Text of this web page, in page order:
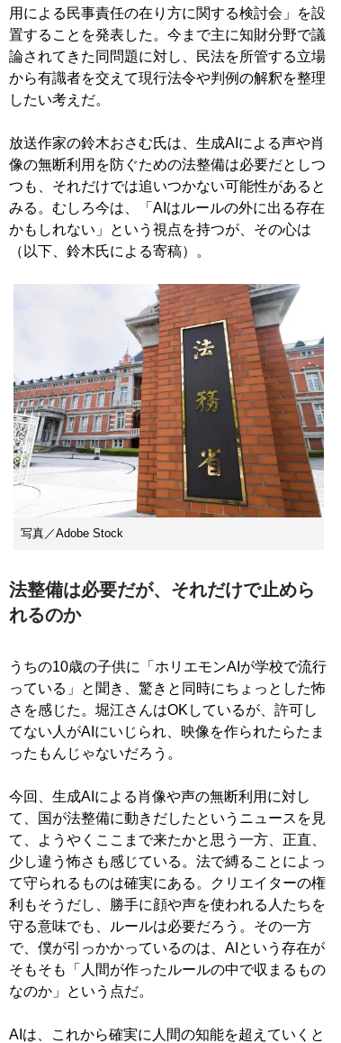
用による民事責任の在り方に関する検討会」を設
置することを発表した。今まで主に知財分野で議
論されてきた同問題に対し、民法を所管する立場
から有識者を交えて現行法令や判例の解釈を整理
したい考えだ。
放送作家の鈴木おさむ氏は、生成AIによる声や肖
像の無断利用を防ぐための法整備は必要だとしつ
つも、それだけでは追いつかない可能性があると
みる。むしろ今は、「AIはルールの外に出る存在
かもしれない」という視点を持つが、その心は
（以下、鈴木氏による寄稿）。
写真／Adobe Stock
法整備は必要だが、それだけで止めら
れるのか
うちの10歳の子供に「ホリエモンAIが学校で流行
っている」と聞き、驚きと同時にちょっとした怖
さを感じた。堀江さんはOKしているが、許可し
てない人がAIにいじられ、映像を作られたらたま
ったもんじゃないだろう。
今回、生成AIによる肖像や声の無断利用に対し
て、国が法整備に動きだしたというニュースを見
て、ようやくここまで来たかと思う一方、正直、
少し違う怖さも感じている。法で縛ることによっ
て守られるものは確実にある。クリエイターの権
利もそうだし、勝手に顔や声を使われる人たちを
守る意味でも、ルールは必要だろう。その一方
で、僕が引っかかっているのは、AIという存在が
そもそも「人間が作ったルールの中で収まるもの
なのか」という点だ。
AIは、これから確実に人間の知能を超えていくと